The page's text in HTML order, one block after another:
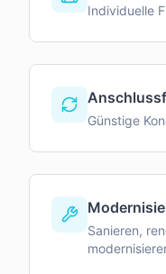
Individuelle
Günstige
Sanieren,